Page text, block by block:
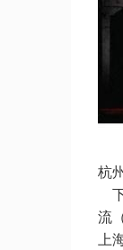
杭
流
上